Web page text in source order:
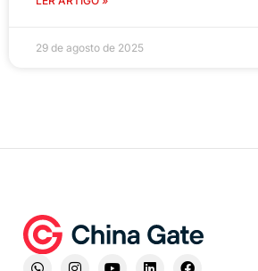
29 de agosto de 2025